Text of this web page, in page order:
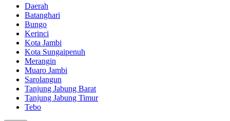
Daerah
Batanghari
Bungo
Kerinci
Kota Jambi
Kota Sungaipenuh
Merangin
Muaro Jambi
Sarolangun
Tanjung Jabung Barat
Tanjung Jabung Timur
Tebo